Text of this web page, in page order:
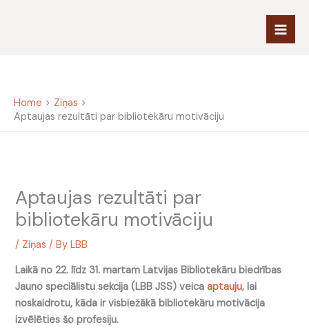
Home
Ziņas
Aptaujas rezultāti par bibliotekāru motivāciju
Aptaujas rezultāti par
bibliotekāru motivāciju
/ Ziņas / ByLBB
Laikā no 22. līdz 31. martam Latvijas Bibliotekāru biedrības
Jauno speciālistu sekcija (LBB JSS) veicaaptauju, lai
noskaidrotu, kāda ir visbiežākā bibliotekāru motivācija
izvēlēties šo profesiju.